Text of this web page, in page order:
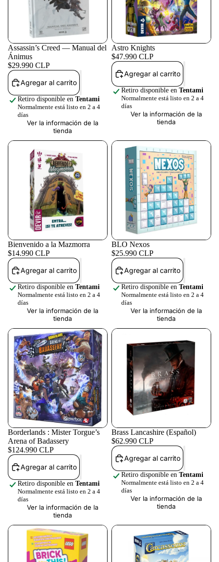
Assassin’s Creed — Manual del
Ánimus
$29.990 CLP
Agregar al carrito
Retiro disponible en Tentami
Normalmente está listo en 2 a 4
días
Ver la información de la
tienda
Astro Knights
$47.990 CLP
Agregar al carrito
Retiro disponible en Tentami
Normalmente está listo en 2 a 4
días
Ver la información de la
tienda
Bienvenido a la Mazmorra
$14.990 CLP
Agregar al carrito
Retiro disponible en Tentami
Normalmente está listo en 2 a 4
días
Ver la información de la
tienda
BLO Nexos
$25.990 CLP
Agregar al carrito
Retiro disponible en Tentami
Normalmente está listo en 2 a 4
días
Ver la información de la
tienda
Borderlands : Mister Torgue’s
Arena of Badassery
$124.990 CLP
Agregar al carrito
Retiro disponible en Tentami
Normalmente está listo en 2 a 4
días
Ver la información de la
tienda
Brass Lancashire (Español)
$62.990 CLP
Agregar al carrito
Retiro disponible en Tentami
Normalmente está listo en 2 a 4
días
Ver la información de la
tienda